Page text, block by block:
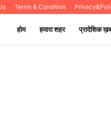
Terms & Condition
होम हमारा शहर प्रादेशिक